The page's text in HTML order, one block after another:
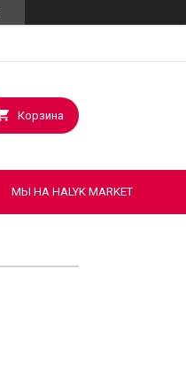
Корзина
МЫ НА HALYK MARKET